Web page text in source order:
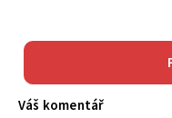
Váš komentář